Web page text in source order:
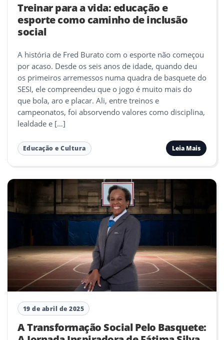
Treinar para a vida: educação e
esporte como caminho de inclusão
social
A história de Fred Burato com o esporte não começou
por acaso. Desde os seis anos de idade, quando deu
os primeiros arremessos numa quadra de basquete do
SESI, ele compreendeu que o jogo é muito mais do
que bola, aro e placar. Ali, entre treinos e
campeonatos, foi absorvendo valores como disciplina,
lealdade e […]
Educação e Cultura Leia Mais
19 de abril de 2025
A Transformação Social Pelo Basquete: